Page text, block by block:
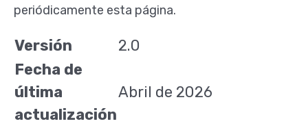
periódicamente esta página.
Versión
2.0
Fecha de
última
actualización
Abril de 2026